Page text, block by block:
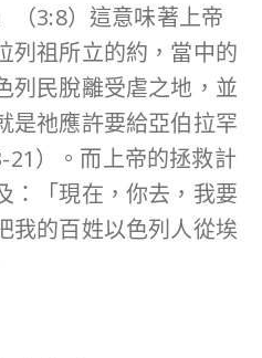
（3:8）這意味著上帝
列祖所立的約，當中的
列民脫離受虐之地，並
是祂應許要給亞伯拉罕
21）。而上帝的拯救計
：「現在，你去，我要
我的百姓以色列人從埃